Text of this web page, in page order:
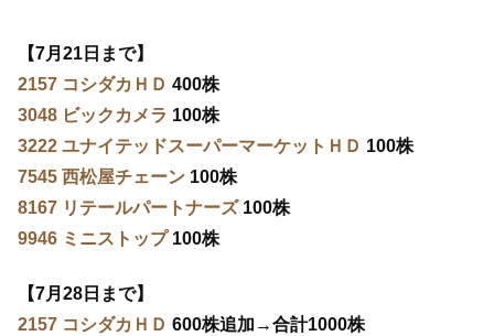
【7月21日まで】
2157 コシダカＨＤ 400株
3048 ビックカメラ 100株
3222 ユナイテッドスーパーマーケットＨＤ 100株
7545 西松屋チェーン 100株
8167 リテールパートナーズ100株
9946 ミニストップ100株
【7月28日まで】
2157 コシダカＨＤ 600株追加→合計1000株